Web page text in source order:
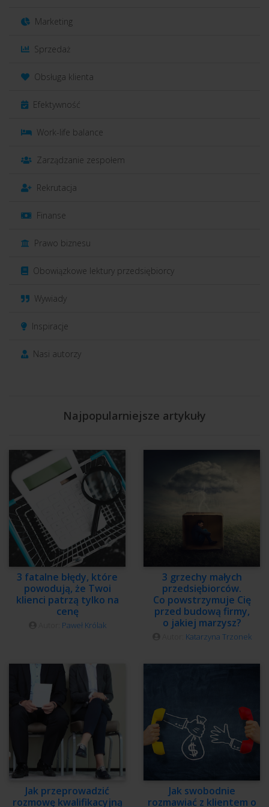
Marketing
Sprzedaż
Obsługa klienta
Efektywność
Work-life balance
Zarządzanie zespołem
Rekrutacja
Finanse
Prawo biznesu
Obowiązkowe lektury przedsiębiorcy
Wywiady
Inspiracje
Nasi autorzy
Najpopularniejsze artykuły
3 fatalne błędy, które
powodują, że Twoi
klienci patrzą tylko na
cenę
Paweł Królak
3 grzechy małych
przedsiębiorców.
Co powstrzymuje Cię
przed budową firmy,
o jakiej marzysz?
Katarzyna Trzonek
Jak przeprowadzić
rozmowę kwalifikacyjną
Jak swobodnie
rozmawiać z klientem o